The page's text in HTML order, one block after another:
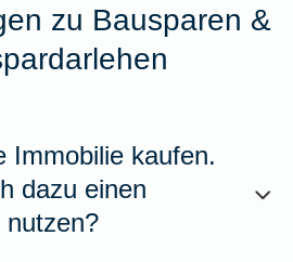
zu Bausparen &
Immobilie kaufen.
dazu einen
nutzen?